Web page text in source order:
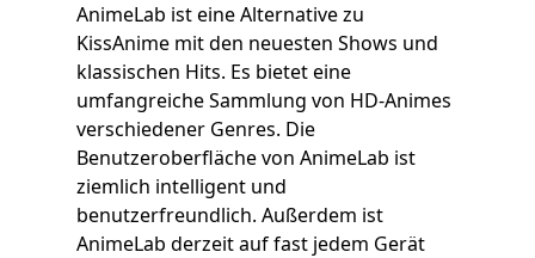
AnimeLab ist eine Alternative zu
KissAnime mit den neuesten Shows und
klassischen Hits. Es bietet eine
umfangreiche Sammlung von HD-Animes
verschiedener Genres. Die
Benutzeroberfläche von AnimeLab ist
ziemlich intelligent und
benutzerfreundlich. Außerdem ist
AnimeLab derzeit auf fast jedem Gerät